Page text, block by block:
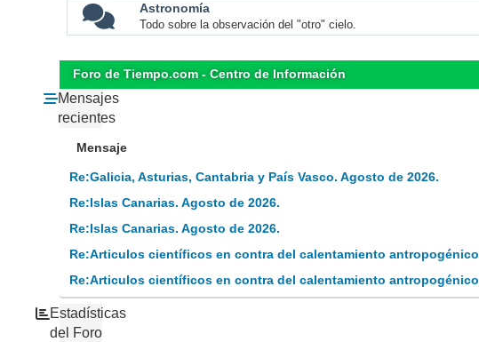
Astronomía
Todo sobre la observación del "otro" cielo.
Foro de Tiempo.com - Centro de Información
Mensajes
recientes
Mensaje
Re:Galicia, Asturias, Cantabria y País Vasco. Agosto de 2026.
Re:Islas Canarias. Agosto de 2026.
Re:Islas Canarias. Agosto de 2026.
Re:Articulos científicos en contra del calentamiento antropogénico
Re:Articulos científicos en contra del calentamiento antropogénico
Estadísticas
del Foro